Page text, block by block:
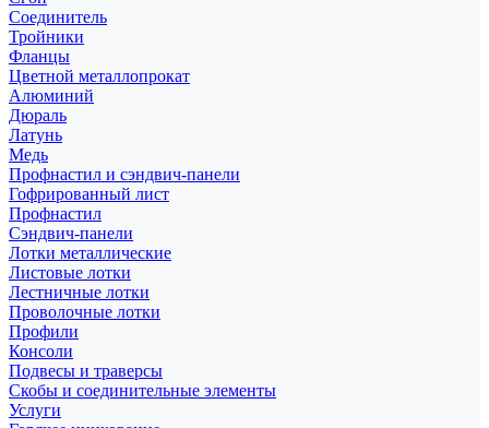
Соединитель
Тройники
Фланцы
Цветной металлопрокат
Алюминий
Дюраль
Латунь
Медь
Профнастил и сэндвич-панели
Гофрированный лист
Профнастил
Сэндвич-панели
Лотки металлические
Листовые лотки
Лестничные лотки
Проволочные лотки
Профили
Консоли
Подвесы и траверсы
Скобы и соединительные элементы
Услуги